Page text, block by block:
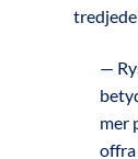
mer
offra